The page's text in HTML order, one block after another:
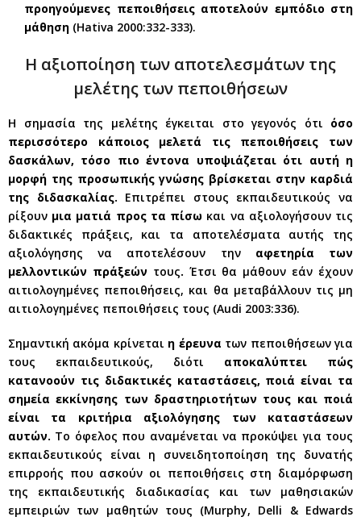
προηγούμενες πεποιθήσεις αποτελούν εμπόδιο στη
μάθηση (Hativa 2000:332-333).
Η αξιοποίηση των αποτελεσμάτων της
μελέτης των πεποιθήσεων
Η σημασία της μελέτης έγκειται στο γεγονός ότι όσο
περισσότερο κάποιος μελετά τις πεποιθήσεις των
δασκάλων, τόσο πιο έντονα υποψιάζεται ότι αυτή η
μορφή της προσωπικής γνώσης βρίσκεται στην καρδιά
της διδασκαλίας. Επιτρέπει στους εκπαιδευτικούς να
ρίξουν μια ματιά προς τα πίσω και να αξιολογήσουν τις
διδακτικές πράξεις, και τα αποτελέσματα αυτής της
αξιολόγησης να αποτελέσουν την αφετηρία των
μελλοντικών πράξεών τους. Έτσι θα μάθουν εάν έχουν
αιτιολογημένες πεποιθήσεις, και θα μεταβάλλουν τις μη
αιτιολογημένες πεποιθήσεις τους (Audi 2003:336).
Σημαντική ακόμα κρίνεται η έρευνα των πεποιθήσεων για
τους εκπαιδευτικούς, διότι αποκαλύπτει πώς
κατανοούν τις διδακτικές καταστάσεις, ποιά είναι τα
σημεία εκκίνησης των δραστηριοτήτων τους και ποιά
είναι τα κριτήρια αξιολόγησης των καταστάσεων
αυτών. Το όφελος που αναμένεται να προκύψει για τους
εκπαιδευτικούς είναι η συνειδητοποίηση της δυνατής
επιρροής που ασκούν οι πεποιθήσεις στη διαμόρφωση
της εκπαιδευτικής διαδικασίας και των μαθησιακών
εμπειριών των μαθητών τους (Murphy, Delli & Edwards